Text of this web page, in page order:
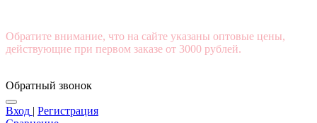
Обратите внимание, что на сайте указаны оптовые цены,
действующие при первом заказе от 3000 рублей.
Обратный звонок
Вход | Регистрация